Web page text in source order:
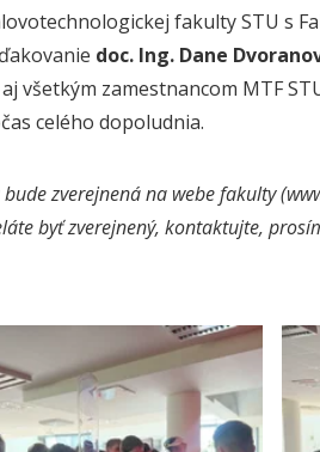
fakulty STU s
doc. Ing. Dane
všetkým zamestnancom MTF
celého dopoludnia.
zverejnená na webe fakulty
byť zverejnený, kontaktujte,